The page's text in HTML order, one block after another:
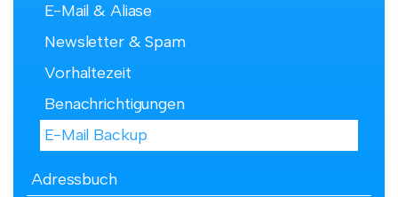
E-Mail & Aliase
Newsletter & Spam
Vorhaltezeit
Benachrichtigungen
E-Mail Backup
Adressbuch